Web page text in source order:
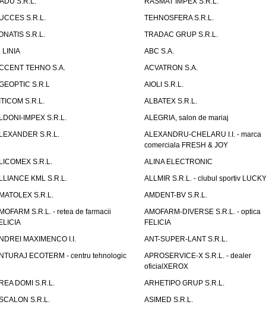
S.R.L.
TEHNOSFERA S.R.L.
S.R.L.
TRADAC GRUP S.R.L.
LINIA
ABC S.A.
TEHNO S.A.
ACVATRON S.A.
S.R.L
AIOLI S.R.L.
S.R.L.
ALBATEX S.R.L.
IMPEX S.R.L.
ALEGRIA, salon de mariaj
S.R.L.
ALEXANDRU-CHELARU I.I. - marca
comerciala FRESH & JOY
S.R.L.
ALINA ELECTRONIC
KML S.R.L.
ALLMIR S.R.L. - clubul sportiv
S.R.L.
AMDENT-BV S.R.L.
S.R.L. - retea de farmacii
AMOFARM-DIVERSE S.R.L. - optica
FELICIA
MAXIMENCO I.I.
ANT-SUPER-LANT S.R.L.
ECOTERM - centru tehnologic
APROSERVICE-X S.R.L. - dealer
oficialXEROX
DOMI S.R.L.
ARHETIPO GRUP S.R.L.
S.R.L.
ASIMED S.R.L.